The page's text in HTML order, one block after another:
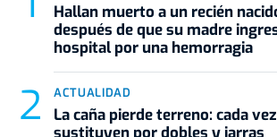
Hallan muerto a un recién
después de que su madre
hospital por una hemorragia
ACTUALIDAD
La caña pierde terreno: cada
sustituyen por dobles y jarras